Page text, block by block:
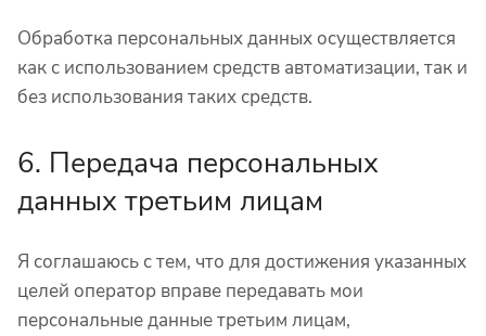
Обработка персональных данных осуществляется
как с использованием средств автоматизации, так и
без использования таких средств.
6. Передача персональных
данных третьим лицам
Я соглашаюсь с тем, что для достижения указанных
целей оператор вправе передавать мои
персональные данные третьим лицам,